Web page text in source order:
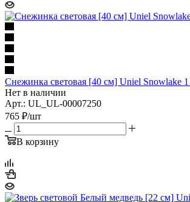
Снежинка световая [40 см] Uniel Snowlake
Нет в наличии
Арт.: UL_UL-00007250
765 ₽/шт
В корзину